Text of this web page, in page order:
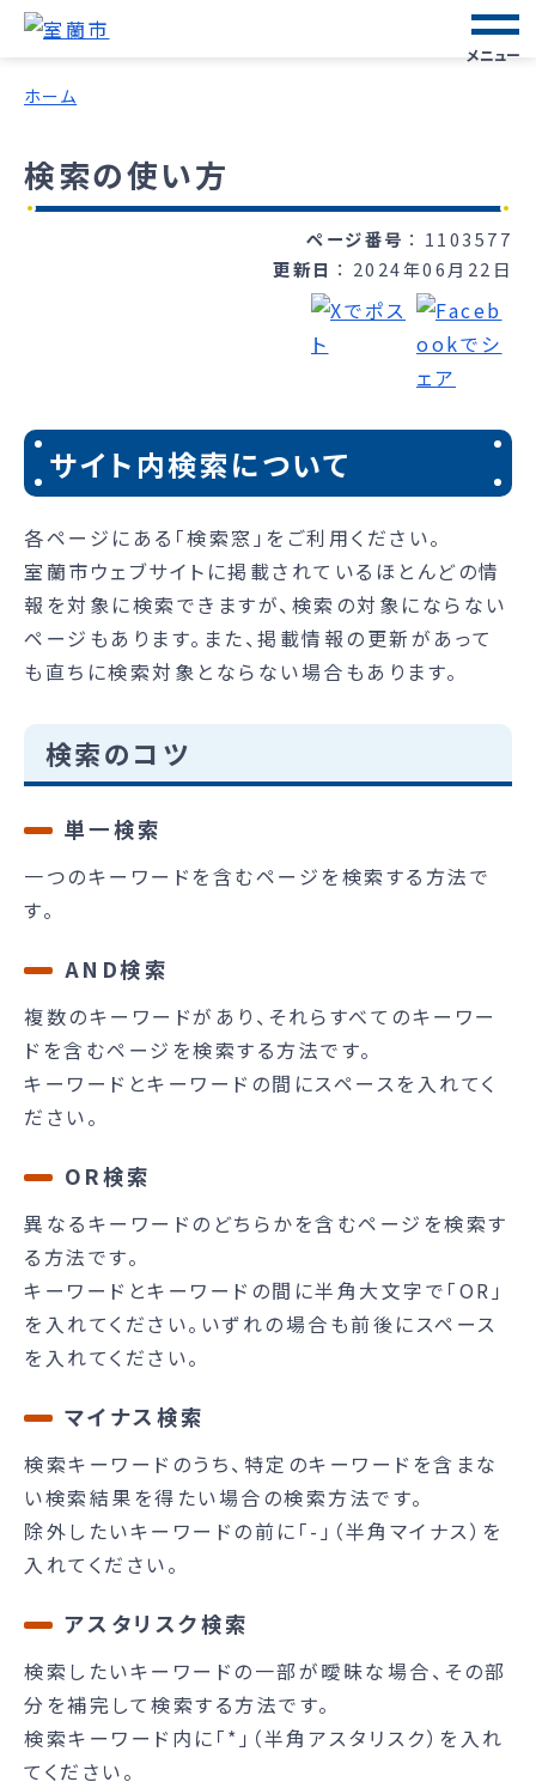
メニュー
ホーム
検索の使い方
ページ番号
1103577
更新日
2024年06月22日
サイト内検索について
各ページにある「検索窓」をご利用ください。
室蘭市ウェブサイトに掲載されているほとんどの情
報を対象に検索できますが、検索の対象にならない
ページもあります。また、掲載情報の更新があって
も直ちに検索対象とならない場合もあります。
検索のコツ
単一検索
一つのキーワードを含むページを検索する方法で
す。
AND検索
複数のキーワードがあり、それらすべてのキーワー
ドを含むページを検索する方法です。
キーワードとキーワードの間にスペースを入れてく
ださい。
OR検索
異なるキーワードのどちらかを含むページを検索す
る方法です。
キーワードとキーワードの間に半角大文字で「OR」
を入れてください。いずれの場合も前後にスペース
を入れてください。
マイナス検索
検索キーワードのうち、特定のキーワードを含まな
い検索結果を得たい場合の検索方法です。
除外したいキーワードの前に「-」（半角マイナス）を
入れてください。
アスタリスク検索
検索したいキーワードの一部が曖昧な場合、その部
分を補完して検索する方法です。
検索キーワード内に「*」（半角アスタリスク）を入れ
てください。